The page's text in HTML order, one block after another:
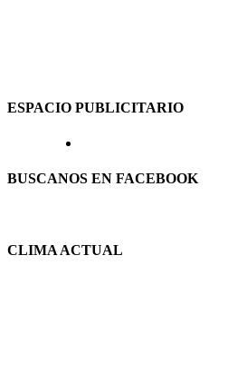
ESPACIO PUBLICITARIO
BUSCANOS EN FACEBOOK
CLIMA ACTUAL